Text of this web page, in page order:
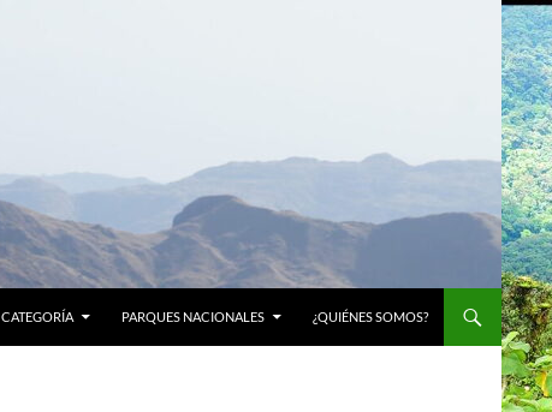
CATEGORÍA PARQUES NACIONALES ¿QUIÉNES SOMOS?